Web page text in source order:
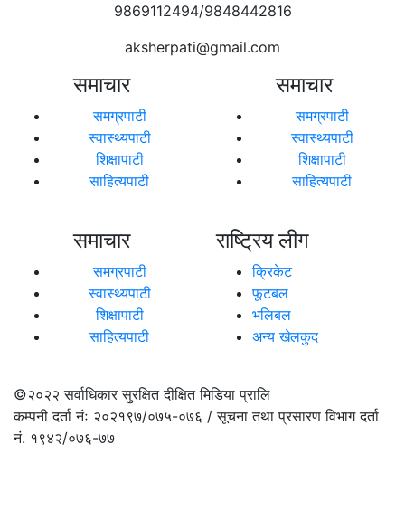
9869112494/9848442816
aksherpati@gmail.com
समाचार
समग्रपाटी
स्वास्थ्यपाटी
शिक्षापाटी
साहित्यपाटी
समाचार
समग्रपाटी
स्वास्थ्यपाटी
शिक्षापाटी
साहित्यपाटी
समाचार
समग्रपाटी
स्वास्थ्यपाटी
शिक्षापाटी
साहित्यपाटी
राष्ट्रिय लीग
क्रिकेट
फूटबल
भलिबल
अन्य खेलकुद
©२०२२सर्वाधिकार सुरक्षित दीक्षित मिडिया प्रालि
कम्पनी दर्ता नंः २०२१९७/०७५-०७६ / सूचना तथा प्रसारण विभाग दर्ता
नं. १९४२/०७६-७७